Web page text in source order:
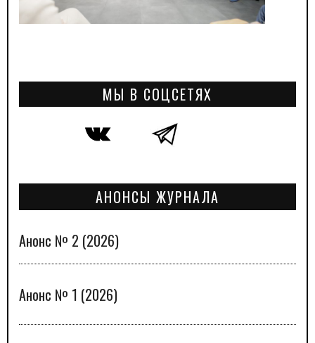
МЫ В СОЦСЕТЯХ
АНОНСЫ ЖУРНАЛА
Анонс № 2 (2026)
Анонс № 1 (2026)